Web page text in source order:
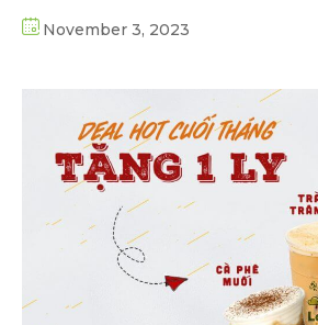
November 3, 2023